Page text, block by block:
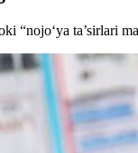
ta’sirlari